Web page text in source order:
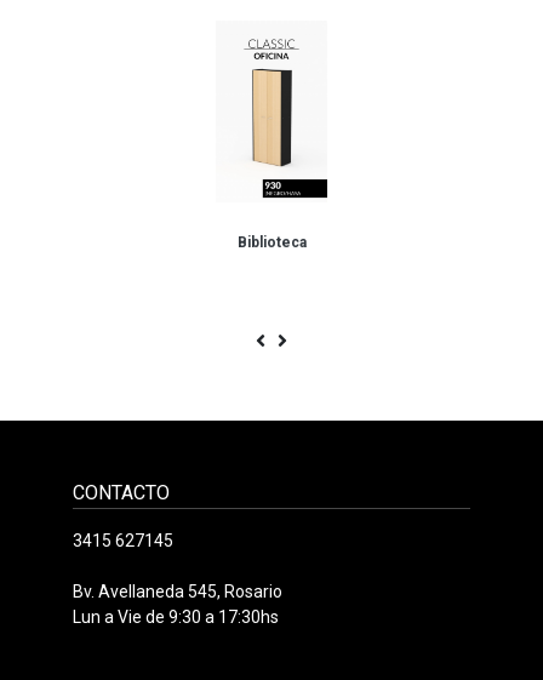
Biblioteca
CONTACTO
3415 627145
Bv. Avellaneda 545, Rosario
Lun a Vie de 9:30 a 17:30hs